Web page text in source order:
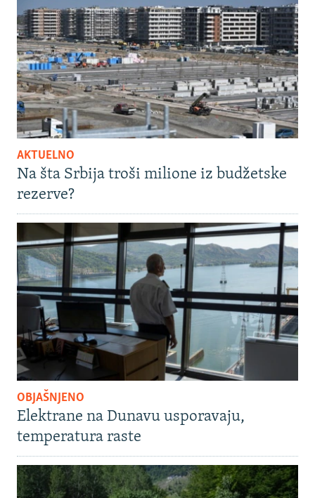
AKTUELNO
Na šta Srbija troši milione iz budžetske
rezerve?
OBJAŠNJENO
Elektrane na Dunavu usporavaju,
temperatura raste